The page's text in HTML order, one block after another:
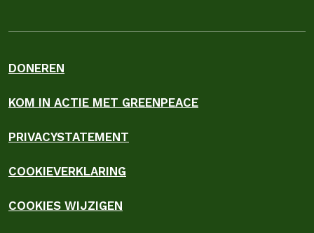
DONEREN
KOM IN ACTIE MET GREENPEACE
PRIVACYSTATEMENT
COOKIEVERKLARING
COOKIES WIJZIGEN